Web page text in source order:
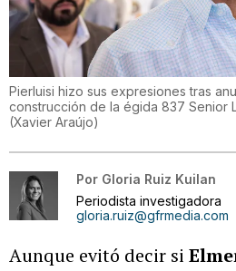
Pierluisi hizo sus expresiones tras
construcción de la égida 837 Senior
(Xavier Araújo)
Por Gloria Ruiz Kuilan
Periodista investigadora
gloria.ruiz@gfrmedia.com
Aunque evitó decir si